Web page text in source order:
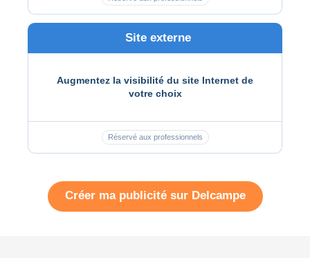
Site externe
Augmentez la visibilité du site Internet de
votre choix
Réservé aux professionnels
Créer ma publicité sur Delcampe